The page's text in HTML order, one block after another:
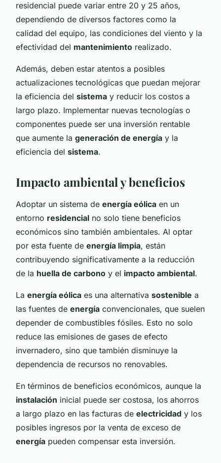
residencial puede variar entre 20 y 25 años,
dependiendo de diversos factores como la
calidad del equipo, las condiciones del viento y la
efectividad del mantenimiento realizado.
Además, deben estar atentos a posibles
actualizaciones tecnológicas que puedan mejorar
la eficiencia del sistema y reducir los costos a
largo plazo. Implementar nuevas tecnologías o
componentes puede ser una inversión rentable
que aumente la generación de energía y la
eficiencia del sistema.
Impacto ambiental y beneficios
Adoptar un sistema de energía eólica en un
entorno residencial no solo tiene beneficios
económicos sino también ambientales. Al optar
por esta fuente de energía limpia, están
contribuyendo significativamente a la reducción
de la huella de carbono y el impacto ambiental.
La energía eólica es una alternativa sostenible a
las fuentes de energía convencionales, que suelen
depender de combustibles fósiles. Esto no solo
reduce las emisiones de gases de efecto
invernadero, sino que también disminuye la
dependencia de recursos no renovables.
En términos de beneficios económicos, aunque la
instalación inicial puede ser costosa, los ahorros
a largo plazo en las facturas de electricidad y los
posibles ingresos por la venta de exceso de
energía pueden compensar esta inversión.